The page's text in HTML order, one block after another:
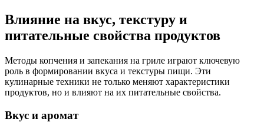
Влияние на вкус, текстуру и
питательные свойства продуктов
Методы копчения и запекания на гриле играют ключевую
роль в формировании вкуса и текстуры пищи. Эти
кулинарные техники не только меняют характеристики
продуктов, но и влияют на их питательные свойства.
Вкус и аромат